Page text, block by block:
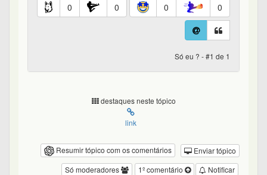
0 0 0 0
Só eu ? - #1 de 1
destaques neste tópico
link
Resumir tópico com os comentários
Enviar tópico
Notificar
1º comentário
Só moderadores